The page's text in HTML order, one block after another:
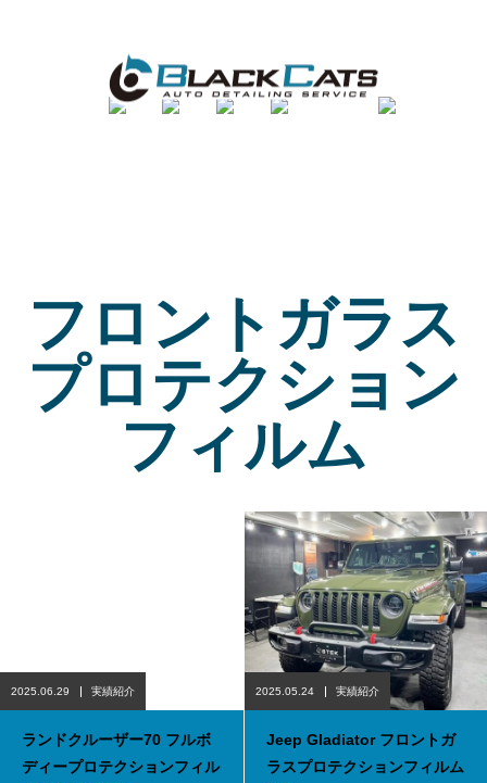
フロントガラス
プロテクション
フィルム
2025.06.29 実績紹介
ランドクルーザー70 フルボ
ディープロテクションフィル
2025.05.24 実績紹介
Jeep Gladiator フロントガ
ラスプロテクションフィルム